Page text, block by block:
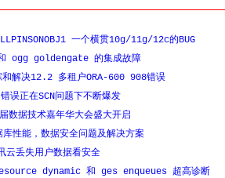
一个横贯10g/11g/12c的BUG
ogg goldengate 的集成故障
和解决12.2 多租户ORA-600 908错误
误正在SCN问题下不断爆发
数据技术嘉年华大会盛大开启
性能，数据安全问题及解决方案
丢失用户数据看安全
dynamic 和 ges enqueues 超高诊断